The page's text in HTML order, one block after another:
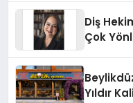
Diş
Çok
Yıldır